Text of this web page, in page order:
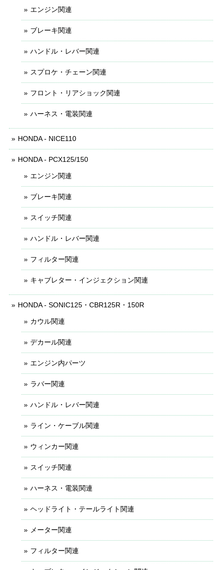
エンジン関連
ブレーキ関連
ハンドル・レバー関連
スプロケ・チェーン関連
フロント・リアショック関連
ハーネス・電装関連
HONDA - NICE110
HONDA - PCX125/150
エンジン関連
ブレーキ関連
スイッチ関連
ハンドル・レバー関連
フィルター関連
キャブレター・インジェクション関連
HONDA - SONIC125・CBR125R・150R
カウル関連
デカール関連
エンジン内パーツ
ラバー関連
ハンドル・レバー関連
ライン・ケーブル関連
ウィンカー関連
スイッチ関連
ハーネス・電装関連
ヘッドライト・テールライト関連
メーター関連
フィルター関連